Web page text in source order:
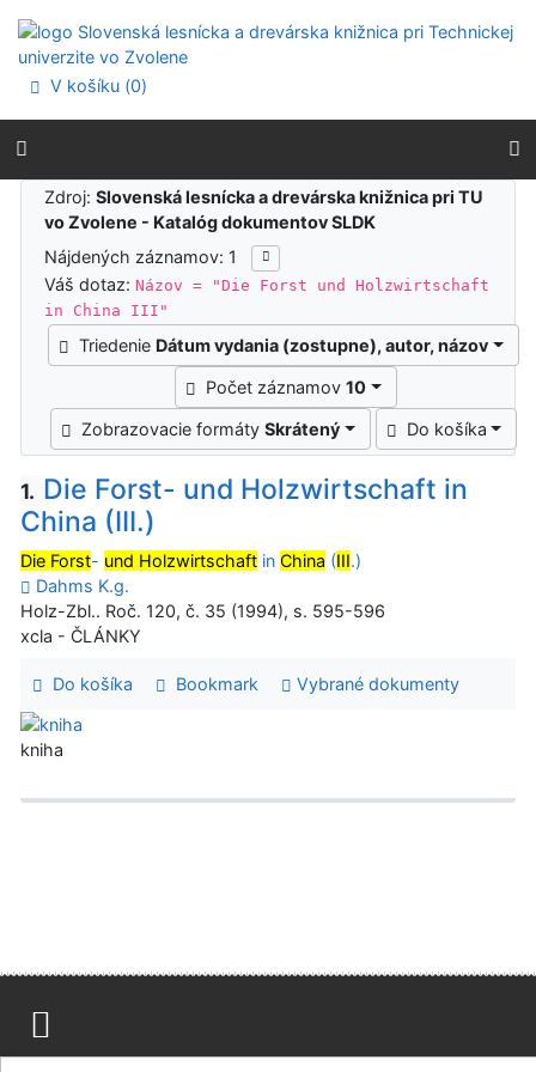
Prejsť na menu
Prehlásenie o webovej prístupnosti
V košíku (0)
Výsledky vyhľadávania
Zdroj:Slovenská lesnícka a drevárska knižnica pri TU
vo Zvolene - Katalóg dokumentov SLDK
Nájdených záznamov: 1
Váš dotaz:Názov = "Die Forst und Holzwirtschaft
in China III"
Triedenie Dátum vydania (zostupne), autor, názov
Počet záznamov10
Zobrazovacie formátySkrátený Do košíka
1. Die Forst- und Holzwirtschaft in
China (III.)
Die Forst- und Holzwirtschaft in China (III.)
Dahms K.g.
Holz-Zbl.. Roč. 120, č. 35 (1994), s. 595-596
xcla - ČLÁNKY
Do košíka Bookmark Vybrané dokumenty
kniha